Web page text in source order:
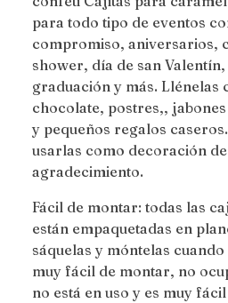
para todo tipo de eventos
compromiso, aniversarios,
shower, día de san
graduación y más. Llénelas
chocolate, postres,,
y pequeños regalos
usarlas como decoración
agradecimiento.
Fácil de montar: todas las
están empaquetadas en
sáquelas y móntelas
muy fácil de montar, no
no está en uso y es muy